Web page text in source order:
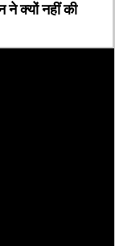
क्यों नहीं की